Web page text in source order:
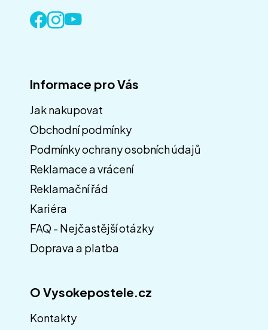
á
p
a
Informace pro Vás
Jak nakupovat
Obchodní podmínky
Podmínky ochrany osobních údajů
Reklamace a vrácení
Reklamační řád
Kariéra
FAQ - Nejčastější otázky
Doprava a platba
O Vysokepostele.cz
Kontakty